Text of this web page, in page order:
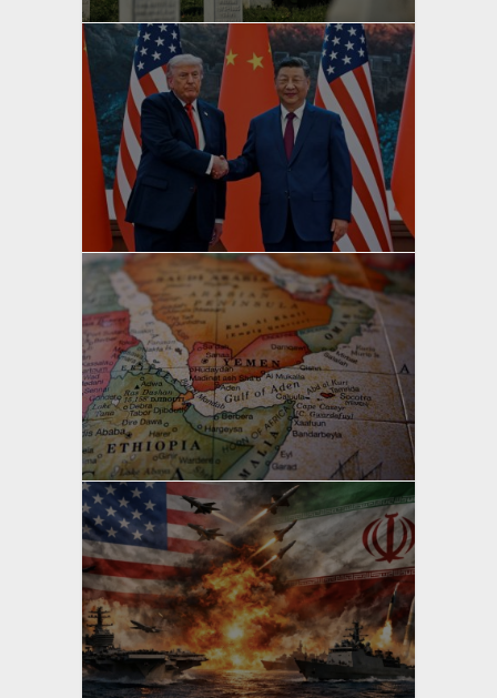
yazan
Bahri Ak
yazan
Bahri Ak
yazan
Bahri Ak